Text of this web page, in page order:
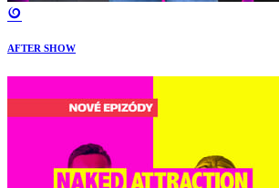
AFTER SHOW